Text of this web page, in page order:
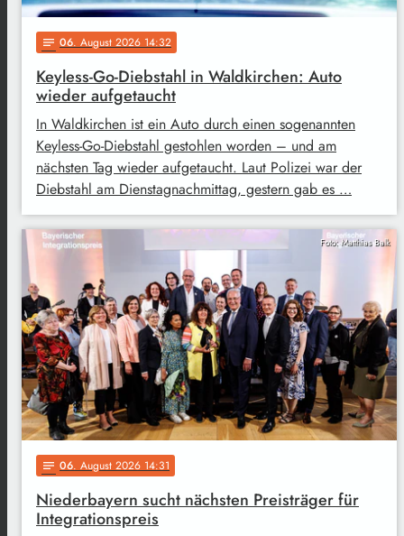
notes 06. August 2026 14:32
Keyless-Go-Diebstahl in Waldkirchen: Auto
wieder aufgetaucht
In Waldkirchen ist ein Auto durch einen sogenannten
Keyless-Go-Diebstahl gestohlen worden – und am
nächsten Tag wieder aufgetaucht. Laut Polizei war der
Diebstahl am Dienstagnachmittag, gestern gab es …
Foto: Matthias Balk
notes 06. August 2026 14:31
Niederbayern sucht nächsten Preisträger für
Integrationspreis